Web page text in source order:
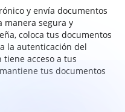
y envía documentos
manera segura y
coloca tus documentos
la autenticación del
acceso a tus
tus documentos